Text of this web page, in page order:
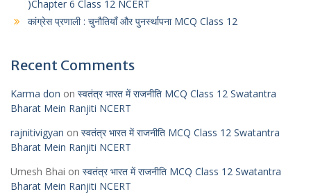
)Chapter 6 Class 12 NCERT
कांग्रेस प्रणाली : चुनौतियाँ और पुनर्स्थापना MCQ Class 12
Recent Comments
Karma don on स्वतंत्र भारत में राजनीति MCQ Class 12 Swatantra
Bharat Mein Ranjiti NCERT
rajnitivigyan on स्वतंत्र भारत में राजनीति MCQ Class 12 Swatantra
Bharat Mein Ranjiti NCERT
Umesh Bhai on स्वतंत्र भारत में राजनीति MCQ Class 12 Swatantra
Bharat Mein Ranjiti NCERT